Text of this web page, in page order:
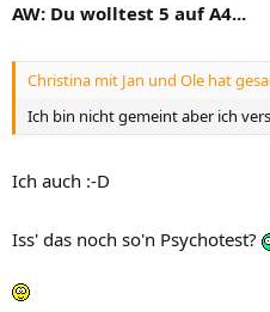
AW: Du wolltest 5 auf A4...
Christina mit Jan und Ole hat
Ich bin nicht gemeint aber ich
Ich auch :-D
Iss' das noch so'n Psychotest?